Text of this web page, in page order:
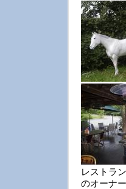
レストラ
のオーナ